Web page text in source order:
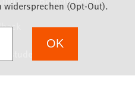
(Opt-Out).
OK